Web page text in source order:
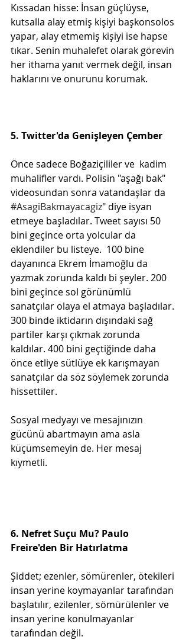
Kıssadan hisse: İnsan güçlüyse,
kutsalla alay etmiş kişiyi başkonsolos
yapar, alay etmemiş kişiyi ise hapse
tıkar. Senin muhalefet olarak görevin
her ithama yanıt vermek değil, insan
haklarını ve onurunu korumak.
5. Twitter'da Genişleyen Çember
Önce sadece Boğaziçililer ve  kadim
muhalifler vardı. Polisin "aşağı bak"
videosundan sonra vatandaşlar da
#AsagiBakmayacagiz" diye isyan
etmeye başladılar. Tweet sayısı 50
bini geçince orta yolcular da
eklendiler bu listeye.  100 bine
dayanınca Ekrem İmamoğlu da
yazmak zorunda kaldı bi şeyler. 200
bini geçince sol görünümlü
sanatçılar olaya el atmaya başladılar.
300 binde iktidarın dışındaki sağ
partiler karşı çıkmak zorunda
kaldılar. 400 bini geçtiğinde daha
önce etliye sütlüye ek karışmayan
sanatçılar da söz söylemek zorunda
hissettiler.
Sosyal medyayı ve mesajınızın
gücünü abartmayın ama asla
küçümsemeyin de. Her mesaj
kıymetli.
6. Nefret Suçu Mu? Paulo
Freire'den Bir Hatırlatma
Şiddet; ezenler, sömürenler, ötekileri
insan yerine koymayanlar tarafından
başlatılır, ezilenler, sömürülenler ve
insan yerine konulmayanlar
tarafından değil.